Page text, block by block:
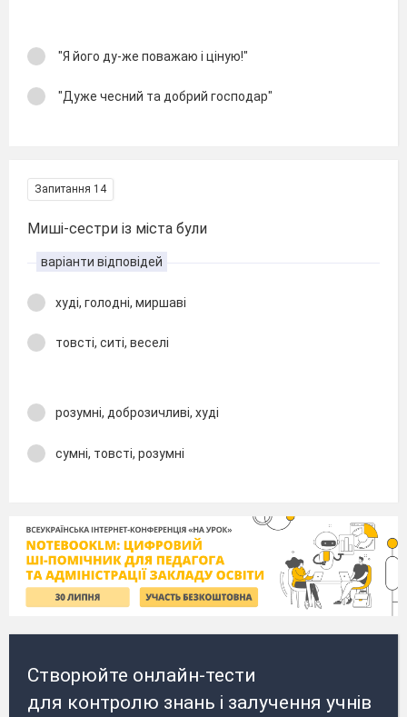
"Я його ду-же поважаю і ціную!"
"Дуже чесний та добрий господар"
Запитання 14
Миші-сестри із міста були
варіанти відповідей
худі, голодні, миршаві
товсті, ситі, веселі
розумні, доброзичливі, худі
сумні, товсті, розумні
Створюйте онлайн-тести
для контролю знань і залучення учнів